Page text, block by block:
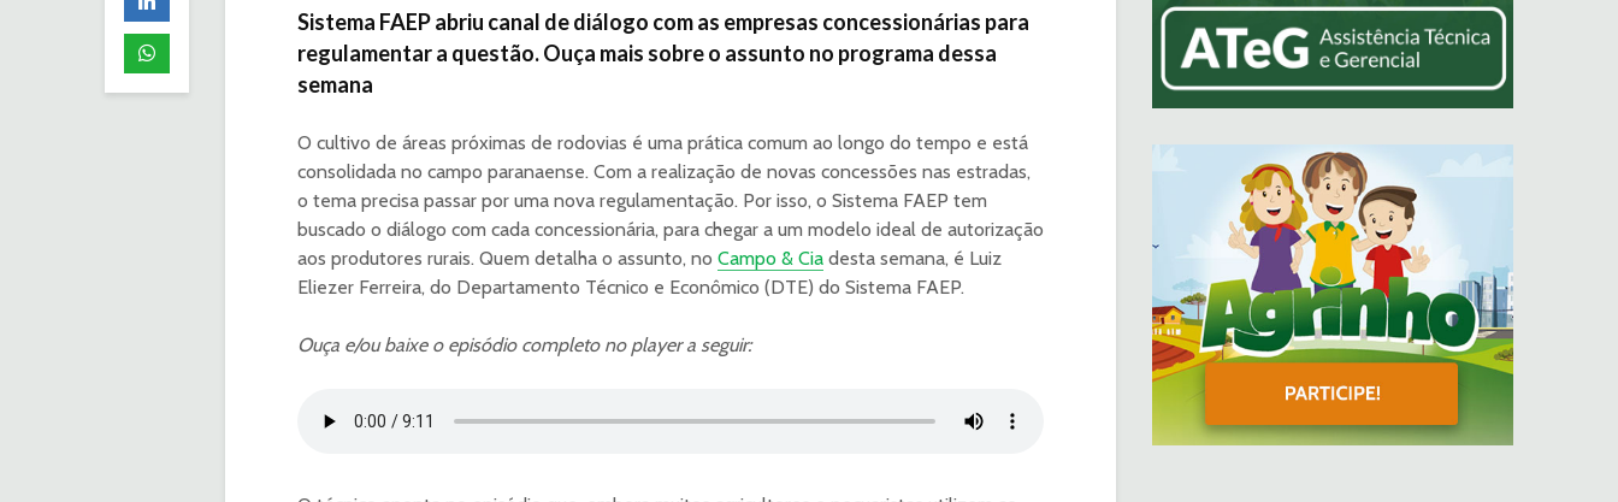
Sistema FAEP abriu canal de diálogo com as empresas concessionárias para
regulamentar a questão. Ouça mais sobre o assunto no programa dessa
semana
O cultivo de áreas próximas de rodovias é uma prática comum ao longo do tempo e está
consolidada no campo paranaense. Com a realização de novas concessões nas estradas,
o tema precisa passar por uma nova regulamentação. Por isso, o Sistema FAEP tem
buscado o diálogo com cada concessionária, para chegar a um modelo ideal de autorização
aos produtores rurais. Quem detalha o assunto, no Campo & Cia desta semana, é Luiz
Eliezer Ferreira, do Departamento Técnico e Econômico (DTE) do Sistema FAEP.
Ouça e/ou baixe o episódio completo no player a seguir: